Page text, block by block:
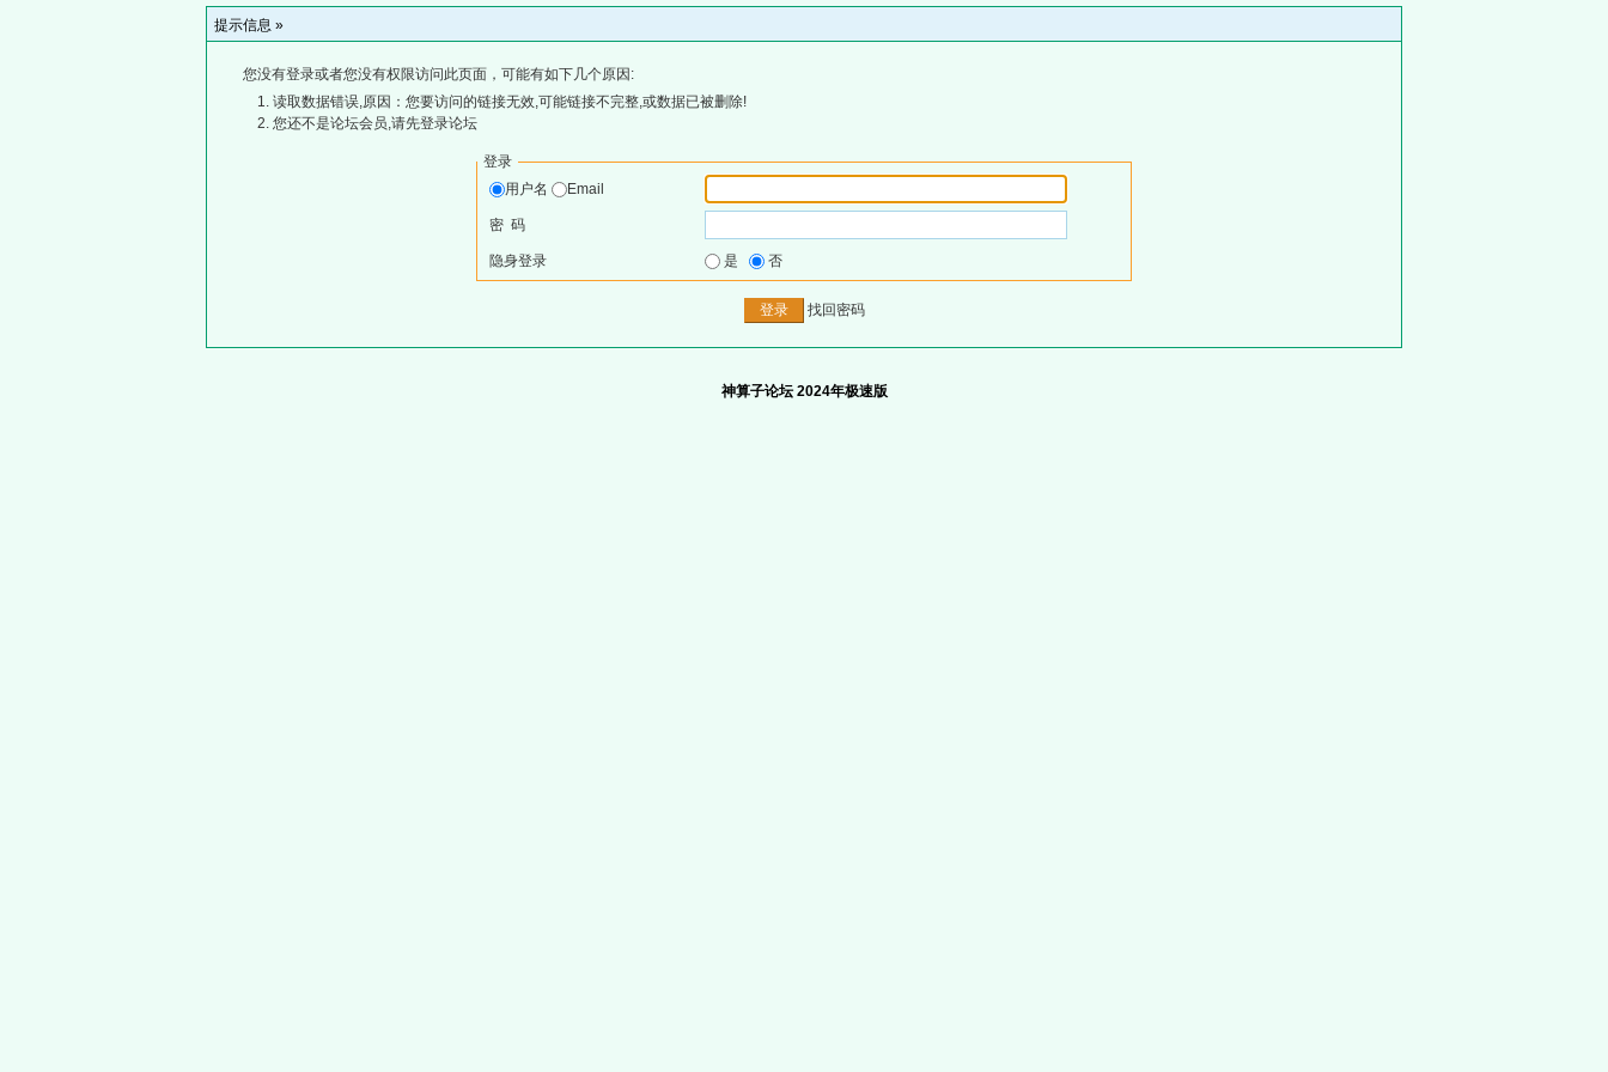
提示信息 »
您没有登录或者您没有权限访问此页面，可能有如下几个原因:
读取数据错误,原因：您要访问的链接无效,可能链接不完整,或数据已被删除!
您还不是论坛会员,请先登录论坛
登录
用户名
Email
密 码
隐身登录 是 否
找回密码
神算子论坛 2024年极速版